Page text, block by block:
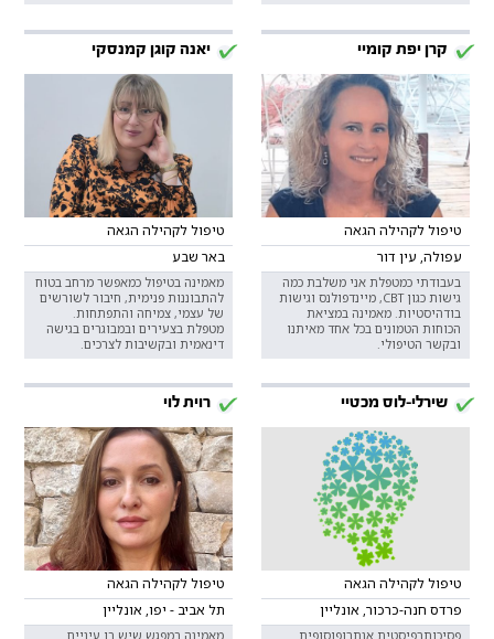
קרן יפת קומיי
טיפול לקהילה הגאה
עפולה, עין דור
בעבודתי כמטפלת אני משלבת כמה
גישות כגון CBT, מיינדפולנס וגישות
בודהיסטיות. מאמינה במציאת
הכוחות הטמונים בכל אחד מאיתנו
ובקשר הטיפולי.
יאנה קוגן קמנסקי
טיפול לקהילה הגאה
באר שבע
מאמינה בטיפול כמאפשר מרחב בטוח
להתבוננות פנימית, חיבור לשורשים
של עצמי, צמיחה והתפתחות.
מטפלת בצעירים ובמבוגרים בגישה
דינאמית ובקשיבות לצרכים.
שירלי-לוס מכטיי
טיפול לקהילה הגאה
פרדס חנה-כרכור, אונליין
פסיכותרפיסטית אנתרופוסופית
רוית לוי
טיפול לקהילה הגאה
תל אביב - יפו, אונליין
מאמינה במפגש שיש בו עיניים